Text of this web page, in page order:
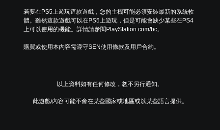
若要在PS5上遊玩這款遊戲，您的主機可能必須安裝最新的系統軟
體。雖然這款遊戲可以在PS5上遊玩，但是可能會缺少某些在PS4
上可以使用的機能。詳情請參閱PlayStation.com/bc。
購買或使用本內容需遵守SEN使用條款及用戶合約。
以上資料如有任何修改，恕不另行通知。
此遊戲/內容可能不會在某些國家或地區或以某些語言提供。